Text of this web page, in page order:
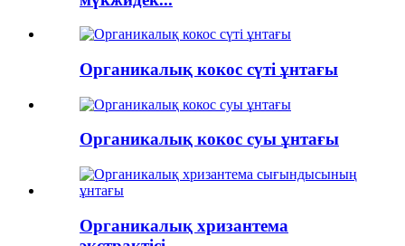
Органикалық кокос сүті ұнтағы
Органикалық кокос суы ұнтағы
Органикалық хризантема